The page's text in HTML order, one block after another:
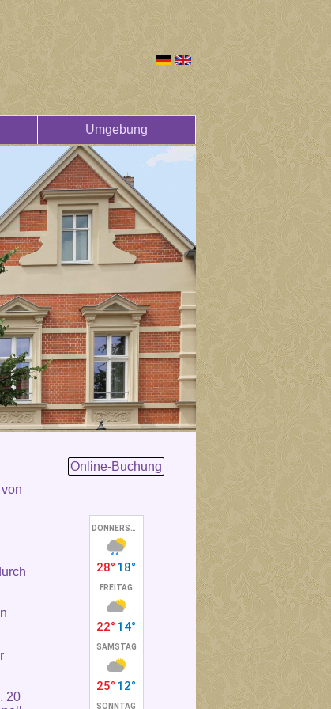
Umgebung
20
Online-Buchung